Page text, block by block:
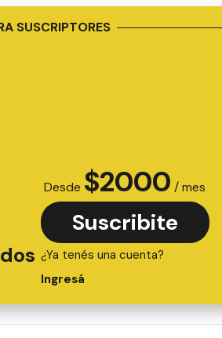
SUSCRIPTORES
Desde $2000 / mes
Suscribite
¿Ya tenés una cuenta?
Ingresá